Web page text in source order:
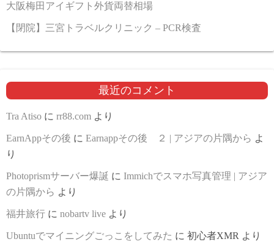
大阪梅田アイギフト外貨両替相場
【閉院】三宮トラベルクリニック – PCR検査
最近のコメント
Tra Atiso に rr88.com より
EarnAppその後 に Earnappその後 ２ | アジアの片隅から よ
り
Photoprismサーバー爆誕 に Immichでスマホ写真管理 | アジア
の片隅から より
福井旅行 に nobartv live より
Ubuntuでマイニングごっこをしてみた に 初心者XMR より